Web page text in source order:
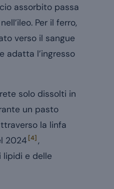
assorbito passa
Per il ferro,
verso il sangue
adatta l’ingresso
solo dissolti in
un pasto
la linfa
2024 [4] ,
lipidi e delle